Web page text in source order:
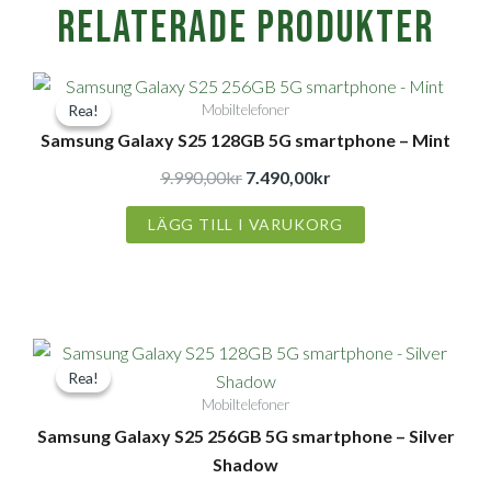
Relaterade produkter
Rea!
Rea! Mobiltelefoner
Samsung Galaxy S25 128GB 5G smartphone – Mint
9.990,00kr
Det
ursprungliga
priset
var:
7.490,00kr
Det
priset
LÄGG TILL I VARUKORG
Rea!
Rea!
Mobiltelefoner
Samsung Galaxy S25 256GB 5G smartphone – Silver
Shadow
Det
ursprungliga
priset
var:
12.290,00kr.
Det
är: